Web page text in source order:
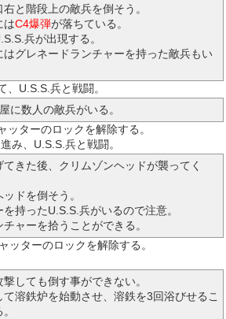
と階段上の敵兵を倒そう。
はC4爆弾が落ちている。
兵が出現する。
グレネードランチャーを持った敵兵もい
、U.S.S.兵と戦闘。
に数人の敵兵がいる。
ッターのロックを解除する。
み、U.S.S.兵と戦闘。
きた後、クリムゾンヘッドが襲ってく
ドを倒そう。
持ったU.S.S.兵がいるので注意。
ャーを拾うことができる。
ッターのロックを解除する。
しても倒す事ができない。
溶鉄炉を始動させ、溶鉄を3回浴びせるこ